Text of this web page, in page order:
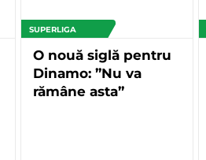
SUPERLIGA
O nouă siglă pentru
Dinamo: ”Nu va
rămâne asta”